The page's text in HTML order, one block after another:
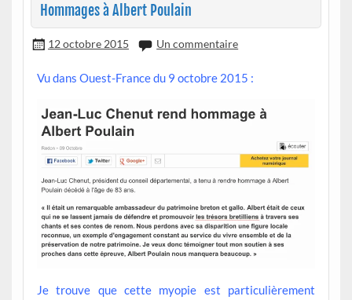
Hommages à Albert Poulain
12 octobre 2015 Un commentaire
Vu dans Ouest-France du 9 octobre 2015 :
Je trouve que cette myopie est particulièrement